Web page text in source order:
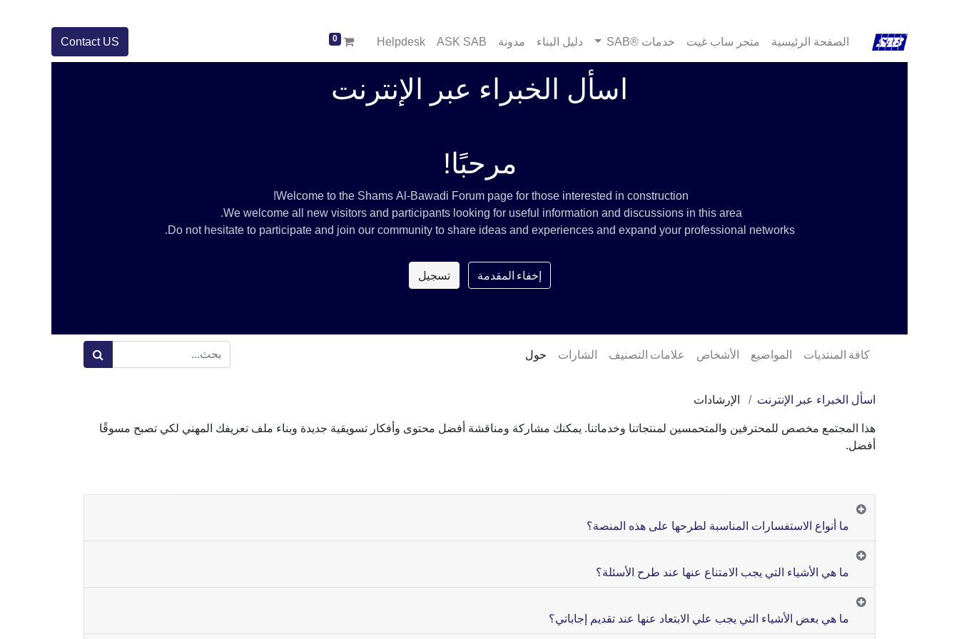
الصفحة الرئيسية متجر ساب غيت خدمات ®SAB دليل البناء مدونة ASK SAB
Helpdesk
0
Contact US
اسأل الخبراء عبر الإنترنت
مرحبًا!
Welcome to the Shams Al-Bawadi Forum page for those interested in construction!
We welcome all new visitors and participants looking for useful information and discussions in this area.
Do not hesitate to participate and join our community to share ideas and experiences and expand your professional networks.
إخفاء المقدمة تسجيل
كافة المنتديات المواضيع الأشخاص علامات التصنيف الشارات حول
اسأل الخبراء عبر الإنترنت الإرشادات
هذا المجتمع مخصص للمحترفين والمتحمسين لمنتجاتنا وخدماتنا. يمكنك مشاركة ومناقشة أفضل محتوى وأفكار تسويقية جديدة وبناء ملف تعريفك المهني لكي تصبح مسوقًا
أفضل.
ما أنواع الاستفسارات المناسبة لطرحها على هذه المنصة؟
ما هي الأشياء التي يجب الامتناع عنها عند طرح الأسئلة؟
ما هي بعض الأشياء التي يجب علي الابتعاد عنها عند تقديم إجاباتي؟